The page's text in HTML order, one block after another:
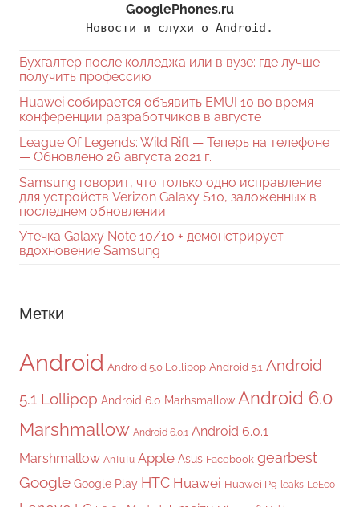
GooglePhones.ru
Новости и слухи о Android.
Бухгалтер после колледжа или в вузе: где лучше
получить профессию
Huawei собирается объявить EMUI 10 во время
конференции разработчиков в августе
League Of Legends: Wild Rift — Теперь на телефоне
— Обновлено 26 августа 2021 г.
Samsung говорит, что только одно исправление
для устройств Verizon Galaxy S10, заложенных в
последнем обновлении
Утечка Galaxy Note 10/10 + демонстрирует
вдохновение Samsung
Метки
Android Android 5.0 Lollipop Android 5.1 Android
5.1 Lollipop Android 6.0 Marhsmallow Android 6.0
Marshmallow Android 6.0.1 Android 6.0.1
Marshmallow AnTuTu Apple Asus Facebook gearbest
Google Google Play HTC Huawei Huawei P9 leaks LeEco